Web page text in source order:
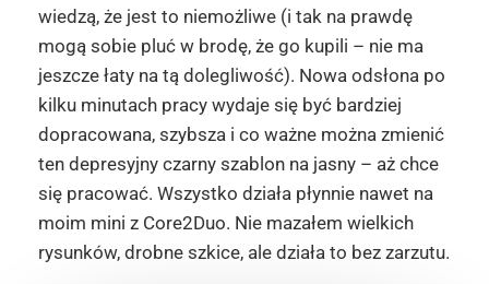
wiedzą, że jest to niemożliwe (i tak na prawdę
mogą sobie pluć w brodę, że go kupili – nie ma
jeszcze łaty na tą dolegliwość). Nowa odsłona po
kilku minutach pracy wydaje się być bardziej
dopracowana, szybsza i co ważne można zmienić
ten depresyjny czarny szablon na jasny – aż chce
się pracować. Wszystko działa płynnie nawet na
moim mini z Core2Duo. Nie mazałem wielkich
rysunków, drobne szkice, ale działa to bez zarzutu.